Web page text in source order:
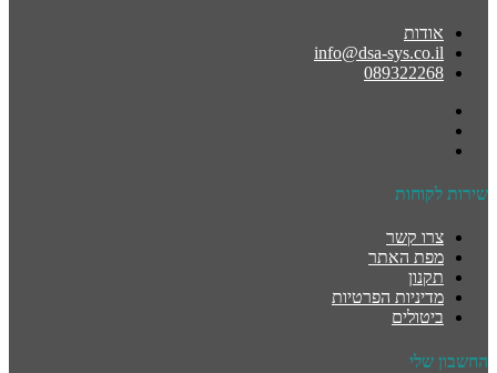
אודות
info@dsa-sys.co.il
089322268
שירות לקוחות
צרו קשר
מפת האתר
תקנון
מדיניות הפרטיות
ביטולים
החשבון שלי